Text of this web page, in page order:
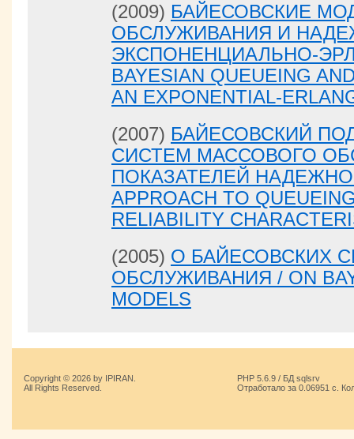
(2009) БАЙЕСОВСКИЕ
ОБСЛУЖИВАНИЯ И
ЭКСПОНЕНЦИАЛЬНО-
BAYESIAN QUEUEING
AN EXPONENTIAL-
(2007) БАЙЕСОВСКИЙ
СИСТЕМ МАССОВОГО
ПОКАЗАТЕЛЕЙ
APPROACH TO
RELIABILITY
(2005) О БАЙЕСОВСКИХ
ОБСЛУЖИВАНИЯ / ON
MODELS
Copyright © 2026 by IPIRAN.
All Rights Reserved.
PHP 5.6.9 / БД sqlsrv
Отработало за 0.06951 с.